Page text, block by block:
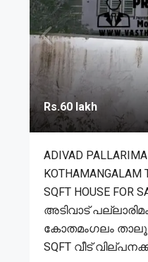
Rs.60 lakh
ADIVAD
KOTHAMANGALAM
SQFT HOUSE FOR
അടിവാട്
കോതമംഗലം
SQFT വീട്